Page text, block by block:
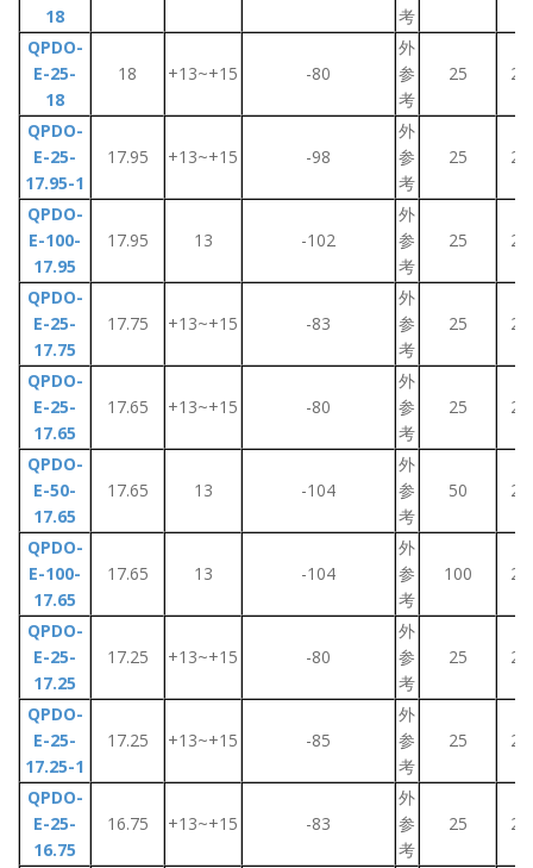
18
考
QPDO-
E-25-
18
18 +13~+15 -80
外
参
考
25
QPDO-
E-25-
17.95-1
17.95 +13~+15 -98
外
参
考
25
QPDO-
E-100-
17.95
17.95 13 -102
外
参
考
25
QPDO-
E-25-
17.75
17.75 +13~+15 -83
外
参
考
25
QPDO-
E-25-
17.65
17.65 +13~+15 -80
外
参
考
25
QPDO-
E-50-
17.65
17.65 13 -104
外
参
考
50
QPDO-
E-100-
17.65
17.65 13 -104
外
参
考
100
QPDO-
E-25-
17.25
17.25 +13~+15 -80
外
参
考
25
QPDO-
E-25-
17.25-1
17.25 +13~+15 -85
外
参
考
25
QPDO-
E-25-
16.75
16.75 +13~+15 -83
外
参
考
25